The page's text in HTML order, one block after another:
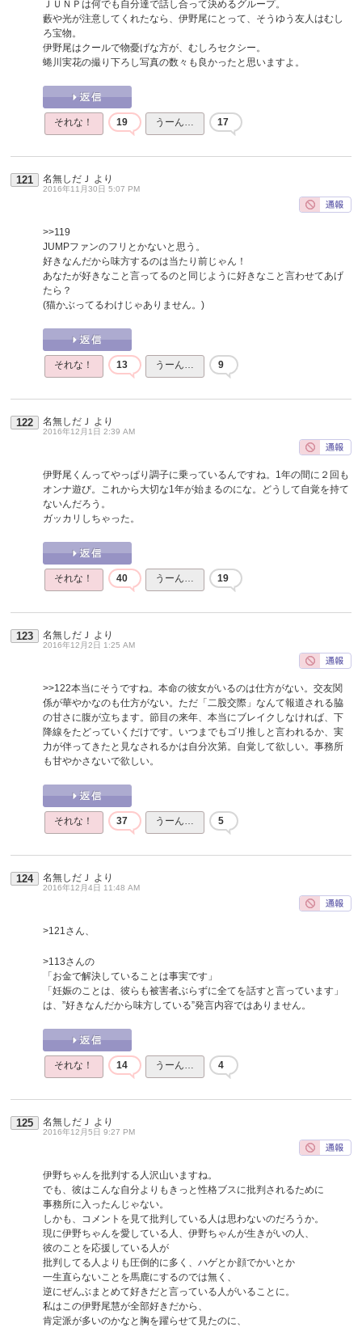
ＪＵＮＰは何でも自分達で話し合って決めるグループ。
藪や光が注意してくれたなら、伊野尾にとって、そうゆう友人はむし
ろ宝物。
伊野尾はクールで物憂げな方が、むしろセクシー。
蜷川実花の撮り下ろし写真の数々も良かったと思いますよ。
それな！ 19 うーん… 17
121 名無しだＪ より
2016年11月30日 5:07 PM
>>119
JUMPファンのフリとかないと思う。
好きなんだから味方するのは当たり前じゃん！
あなたが好きなこと言ってるのと同じように好きなこと言わせてあげ
たら？
(猫かぶってるわけじゃありません。)
それな！ 13 うーん… 9
122 名無しだＪ より
2016年12月1日 2:39 AM
伊野尾くんってやっぱり調子に乗っているんですね。1年の間に２回も
オンナ遊び。これから大切な1年が始まるのにな。どうして自覚を持て
ないんだろう。
ガッカリしちゃった。
それな！ 40 うーん… 19
123 名無しだＪ より
2016年12月2日 1:25 AM
>>122本当にそうですね。本命の彼女がいるのは仕方がない。交友関
係が華やかなのも仕方がない。ただ「二股交際」なんて報道される脇
の甘さに腹が立ちます。節目の来年、本当にブレイクしなければ、下
降線をたどっていくだけです。いつまでもゴリ推しと言われるか、実
力が伴ってきたと見なされるかは自分次第。自覚して欲しい。事務所
も甘やかさないで欲しい。
それな！ 37 うーん… 5
124 名無しだＪ より
2016年12月4日 11:48 AM
>121さん、
>113さんの
「お金で解決していることは事実です」
「妊娠のことは、彼らも被害者ぶらずに全てを話すと言っています」
は、”好きなんだから味方している”発言内容ではありません。
それな！ 14 うーん… 4
125 名無しだＪ より
2016年12月5日 9:27 PM
伊野ちゃんを批判する人沢山いますね。
でも、彼はこんな自分よりもきっと性格ブスに批判されるために
事務所に入ったんじゃない。
しかも、コメントを見て批判している人は思わないのだろうか。
現に伊野ちゃんを愛している人、伊野ちゃんが生きがいの人、
彼のことを応援している人が
批判してる人よりも圧倒的に多く、ハゲとか顔でかいとか
一生直らないことを馬鹿にするのでは無く、
逆にぜんぶまとめて好きだと言っている人がいることに。
私はこの伊野尾慧が全部好きだから、
肯定派が多いのかなと胸を躍らせて見たのに、